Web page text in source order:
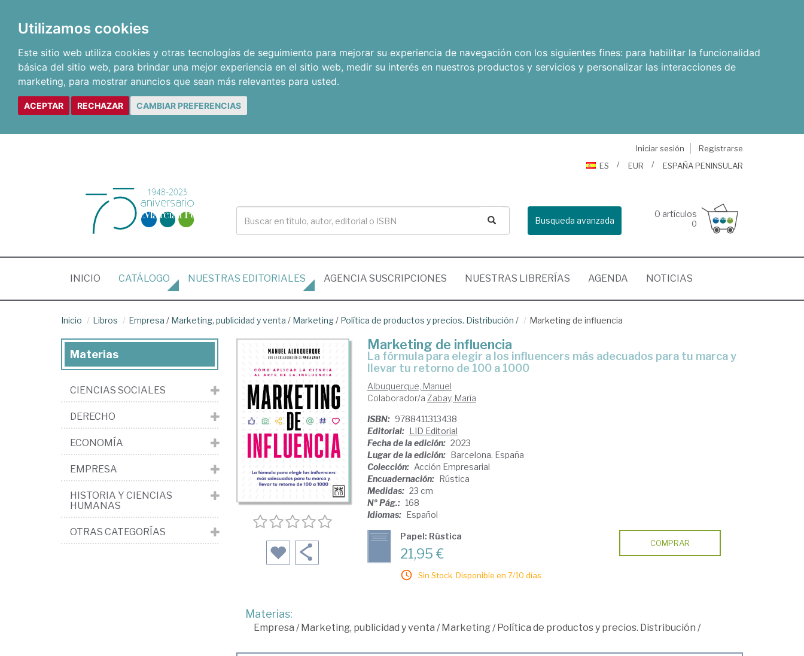
Utilizamos cookies
Este sitio web utiliza cookies y otras tecnologías de seguimiento para mejorar su experiencia de navegación con los siguientes fines: para habilitar la funcionalidad
básica del sitio web, para brindar una mejor experiencia en el sitio web, medir su interés en nuestros productos y servicios y personalizar las interacciones de
marketing, para mostrar anuncios que sean más relevantes para usted.
ACEPTAR RECHAZAR CAMBIAR PREFERENCIAS
Iniciar sesión
Registrarse
ES
EUR ESPAÑA PENINSULAR
Busqueda avanzada
0 artículos
0
INICIO (CURRENT)
CATÁLOGO NUESTRAS EDITORIALES AGENCIA SUSCRIPCIONES NUESTRAS LIBRERÍAS AGENDA NOTICIAS
Inicio Libros Empresa / Marketing, publicidad y venta / Marketing/ Política de productos y precios. Distribución / Marketing de influencia
Marketing de influencia
la fórmula para elegir a los influencers más adecuados para tu marca y
llevar tu retorno de 100 a 1000
Albuquerque, Manuel
Colaborador/a Zabay, María
ISBN: 9788411313438
Editorial: LID Editorial
Fecha de la edición: 2023
Lugar de la edición: Barcelona. España
Colección: Acción Empresarial
Encuadernación: Rústica
Medidas: 23 cm
Nº Pág.: 168
Idiomas: Español
Papel: Rústica
21,95 €
Sin Stock. Disponible en 7/10 días.
COMPRAR
Materias:
Empresa /Marketing, publicidad y venta /Marketing/Política de productos y precios. Distribución /
Materias
CIENCIAS SOCIALES
DERECHO
ECONOMÍA
EMPRESA
HISTORIA Y CIENCIAS
HUMANAS
OTRAS CATEGORÍAS